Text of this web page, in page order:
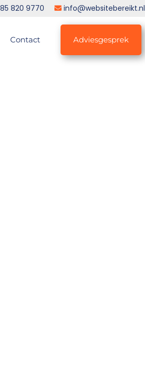
820 9770 info@websitebereikt.nl
Contact Adviesgesprek